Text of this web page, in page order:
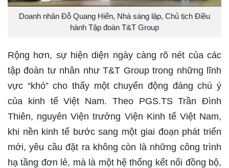
Doanh nhân Đỗ Quang Hiển, Nhà sáng lập, Chủ tịch Điều
hành Tập đoàn T&T Group
Rộng hơn, sự hiện diện ngày càng rõ nét của các
tập đoàn tư nhân như T&T Group trong những lĩnh
vực “khó” cho thấy một chuyển động đáng chú ý
của kinh tế Việt Nam. Theo PGS.TS Trần Đình
Thiên, nguyên Viện trưởng Viện Kinh tế Việt Nam,
khi nền kinh tế bước sang một giai đoạn phát triển
mới, yêu cầu đặt ra không còn là những công trình
hạ tầng đơn lẻ, mà là một hệ thống kết nối đồng bộ,